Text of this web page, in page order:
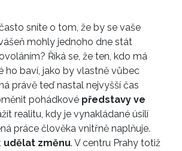
sníte o tom, že by se vaše
mohly jednoho dne stát
Říká se, že ten, kdo má
ho baví, jako by vlastně vůbec
právě teď nastal nejvyšší čas
pohádkové představy ve
realitu, kdy je vynakládané úsilí
práce člověka vnitřně naplňuje.
udělat změnu. V centru Prahy totiž